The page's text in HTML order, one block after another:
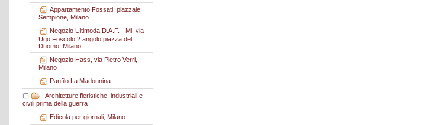
Appartamento Fossati, piazzale
Sempione, Milano
Negozio Ultimoda D.A.F. - Mi, via
Ugo Foscolo 2 angolo piazza del
Duomo, Milano
Negozio Hass, via Pietro Verri,
Milano
Panfilo La Madonnina
| Architetture fieristiche, industriali e
civili prima della guerra
Edicola per giornali, Milano